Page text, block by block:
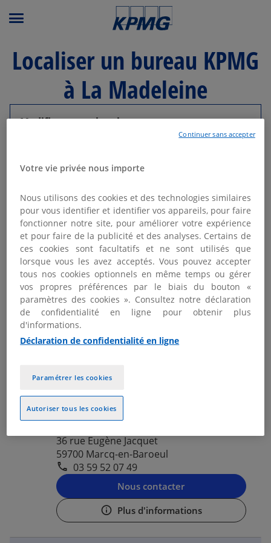
Menu principal
Localiser un bureau KPMG
à La Madeleine
Modifier ma recherche
Liste
1
4.08 km
KPMG AVOCATS MARCQ-EN-
BAROEUL - LILLE
36 rue Eugène Jacquet
59700 Marcq-en-Baroeul
03 59 52 07 49
Ouvert aujourd'hui de 08:30 - 18:00
Nous contacter
2
4.08 km
KPMG MARCQ-EN-BAROEUL -
LILLE
36 rue Eugène Jacquet
59700 Marcq-en-Baroeul
03 59 52 07 49
Ouvert aujourd'hui de 08:00 - 12:30 et
Nous contacter
Plus d'informations
Votre vie privée nous importe
Nous utilisons des cookies et des technologies similaires
pour vous identifier et identifier vos appareils, pour faire
fonctionner notre site, pour améliorer votre expérience
et pour faire de la publicité et des analyses. Certains de
ces cookies sont facultatifs et ne sont utilisés que
lorsque vous les avez acceptés. Vous pouvez accepter
tous nos cookies optionnels en même temps ou gérer
vos propres préférences par le biais du bouton «
paramètres des cookies ». Consultez notre déclaration
de confidentialité en ligne pour obtenir plus
d'informations.
Déclaration de confidentialité en ligne
Autoriser tous les cookies
Paramétrer les cookies
Continuer sans accepter